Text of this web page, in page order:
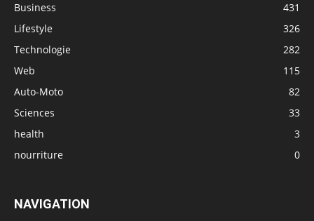
Business
431
Lifestyle
326
Technologie
282
Web
115
Auto-Moto
82
Sciences
33
health
3
nourriture
0
NAVIGATION